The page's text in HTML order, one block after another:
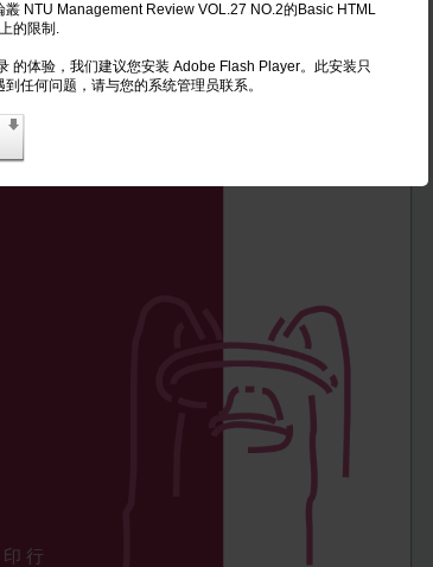
叢 NTU Management Review VOL.27 NO.2的Basic HTML
的限制.
的体验，我们建议您安装 Adobe Flash Player。此安装只
任何问题，请与您的系统管理员联系。
行